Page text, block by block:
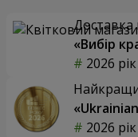
Доставка
«Вибір
2026 рік
2026 рік